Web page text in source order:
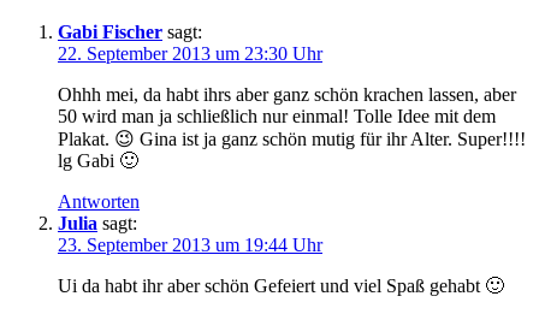
Gabi Fischer sagt:
22. September 2013 um 23:30 Uhr
Ohhh mei, da habt ihrs aber ganz schön krachen lassen, aber
50 wird man ja schließlich nur einmal! Tolle Idee mit dem
Plakat. 😉 Gina ist ja ganz schön mutig für ihr Alter. Super!!!!
lg Gabi 🙂
Antworten
Julia sagt:
23. September 2013 um 19:44 Uhr
Ui da habt ihr aber schön Gefeiert und viel Spaß gehabt 🙂